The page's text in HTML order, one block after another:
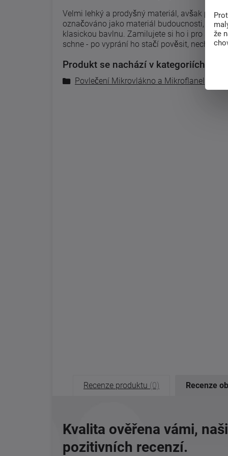
Velmi lehký a prodyšný materiál, avšak
označováno jako materiál budoucnosti,
klasickou bavlnu. Zamilujete si ho i pro
schne - po vyprání ho stačí pověsit, nechat
Produkt se nachází v kategoriích:
Povlečení Mikrovlákno a Mikroflanel
Recenze produktu (0) Recenze
Kvalita ověřena vámi,
pozitivních recenzí.
že